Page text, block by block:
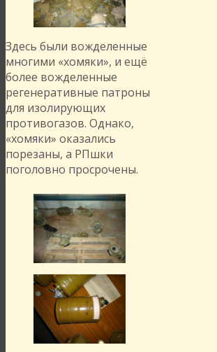
Здесь были вожделенные
многими «хомяки», и ещё
более вожделенные
регенеративные патроны
для изолирующих
противогазов. Однако,
«хомяки» оказались
порезаны, а РПшки
поголовно просрочены.